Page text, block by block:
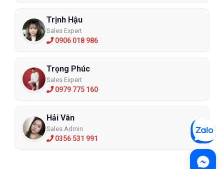
Trịnh Hậu
Sales Expert
0906 018 986
Trọng Phúc
Sales Expert
0979 775 160
Hải Vân
Sales Admin
0356 531 991